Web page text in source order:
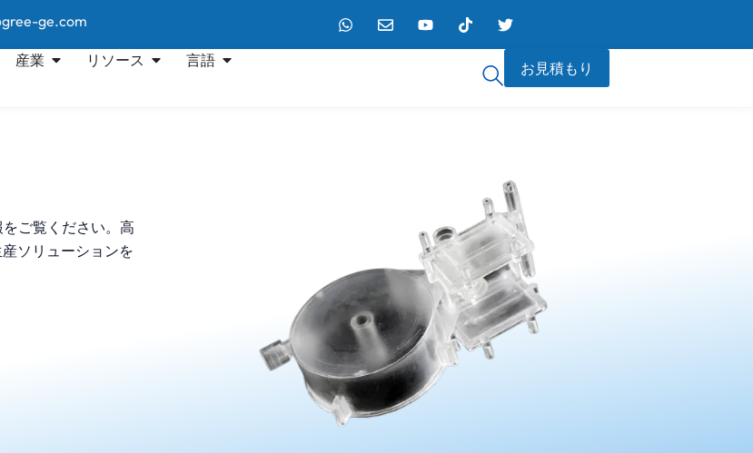
ge.com
産業 リソース 言語 お見積もり
ご覧ください。高
ソリューションを